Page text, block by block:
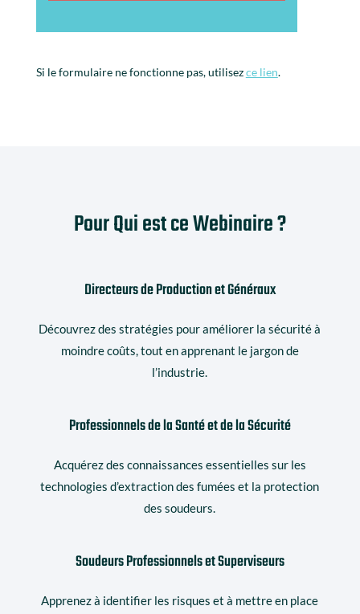
Si le formulaire ne fonctionne pas, utilisezce lien.
Pour Qui est ce Webinaire ?
Directeurs de Production et Généraux
Découvrez des stratégies pour améliorer la sécurité à
moindre coûts, tout en apprenant le jargon de
l’industrie.
Professionnels de la Santé et de la Sécurité
Acquérez des connaissances essentielles sur les
technologies d’extraction des fumées et la protection
des soudeurs.
Soudeurs Professionnels et Superviseurs
Apprenez à identifier les risques et à mettre en place